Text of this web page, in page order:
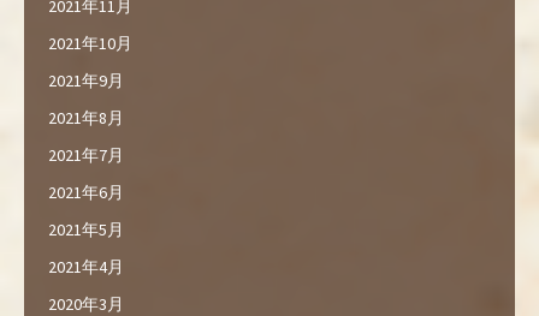
2021年11月
2021年10月
2021年9月
2021年8月
2021年7月
2021年6月
2021年5月
2021年4月
2020年3月